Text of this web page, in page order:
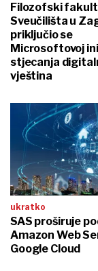
Filozofski
Sveučilišta u
priključio se
Microsoftovoj
stjecanja
vještina
ukratko
SAS proširuje
Amazon Web
Google Cloud